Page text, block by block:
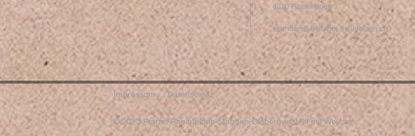
4310 Rheinfelden
sekretariat@pfarrei-rheinfelden.ch
Impressum Datenschutz
© 2023 Pfarrei Rheinfelden-Magden-Olsberg erstellt mitWix.com